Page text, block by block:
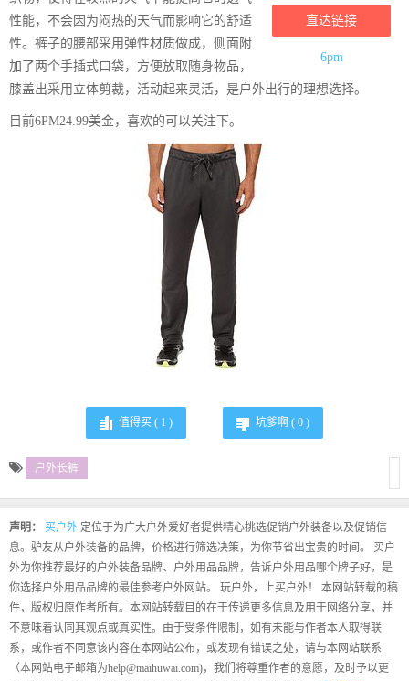
直达链接
6pm
性能，不会因为闷热的天气而影响它的舒适
性。裤子的腰部采用弹性材质做成，侧面附
加了两个手插式口袋，方便放取随身物品，
膝盖出采用立体剪裁，活动起来灵活，是户外出行的理想选择。
目前6PM24.99美金，喜欢的可以关注下。
值得买 ( 1 ) 坑爹啊 ( 0)
户外长裤
声明： 买户外 定位于为广大户外爱好者提供精心挑选促销户外装备以及促销信
息。驴友从户外装备的品牌，价格进行筛选决策，为你节省出宝贵的时间。 买户
外为你推荐最好的户外装备品牌、户外用品品牌，告诉户外用品哪个牌子好，是
你选择户外用品品牌的最佳参考户外网站。 玩户外，上买户外！ 本网站转载的稿
件，版权归原作者所有。本网站转载目的在于传递更多信息及用于网络分享，并
不意味着认同其观点或真实性。由于受条件限制，如有未能与作者本人取得联
系，或作者不同意该内容在本网站公布，或发现有错误之处，请与本网站联系
（本网站电子邮箱为help@maihuwai.com)，我们将尊重作者的意愿，及时予以更